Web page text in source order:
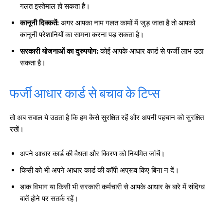
गलत इस्तेमाल हो सकता है।
कानूनी दिक्कतें: अगर आपका नाम गलत कामों में जुड़ जाता है तो आपको
कानूनी परेशानियों का सामना करना पड़ सकता है।
सरकारी योजनाओं का दुरुपयोग:कोई आपके आधार कार्ड से फर्जी लाभ उठा
सकता है।
फर्जी आधार कार्ड से बचाव के टिप्स
तो अब सवाल ये उठता है कि हम कैसे सुरक्षित रहें और अपनी पहचान को सुरक्षित
रखें।
अपने आधार कार्ड की वैधता और विवरण को नियमित जांचें।
किसी को भी अपने आधार कार्ड की कॉपी अप्रूव किए बिना न दें।
डाक विभाग या किसी भी सरकारी कर्मचारी से आपके आधार के बारे में संदिग्ध
बातें होने पर सतर्क रहें।